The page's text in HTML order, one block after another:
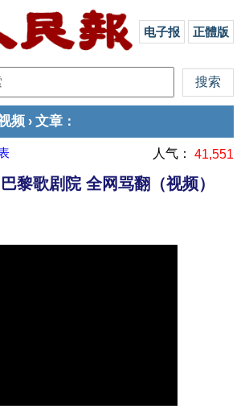
电子报 正體版
频 › 文章 ：
人气： 41,551
黎歌剧院 全网骂翻（视频）